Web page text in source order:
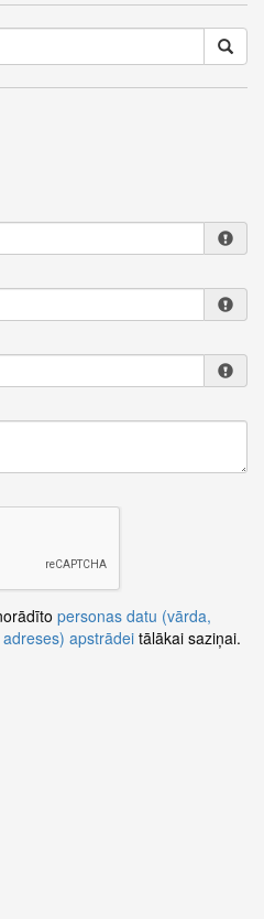
personas datu (vārda,
apstrādei tālākai saziņai.